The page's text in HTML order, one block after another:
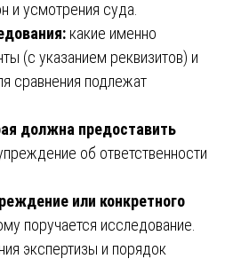
и усмотрения суда.
какие именно
(с указанием реквизитов) и
сравнения подлежат
должна предоставить
об ответственности
или конкретного
поручается исследование.
экспертизы и порядок